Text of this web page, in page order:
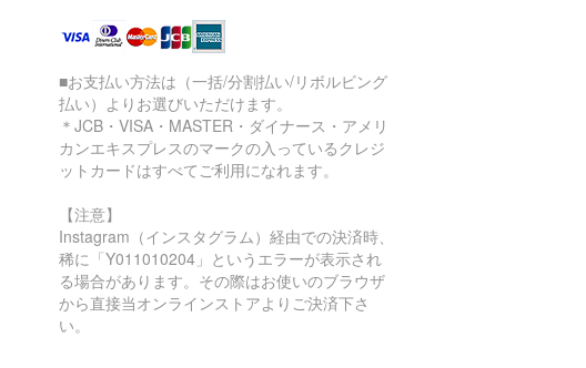
■お支払い方法は（一括/分割払い/リボルビング
払い）よりお選びいただけます。
＊JCB・VISA・MASTER・ダイナース・アメリ
カンエキスプレスのマークの入っているクレジ
ットカードはすべてご利用になれます。
【注意】
Instagram（インスタグラム）経由での決済時、
稀に「Y011010204」というエラーが表示され
る場合があります。その際はお使いのブラウザ
から直接当オンラインストアよりご決済下さ
い。